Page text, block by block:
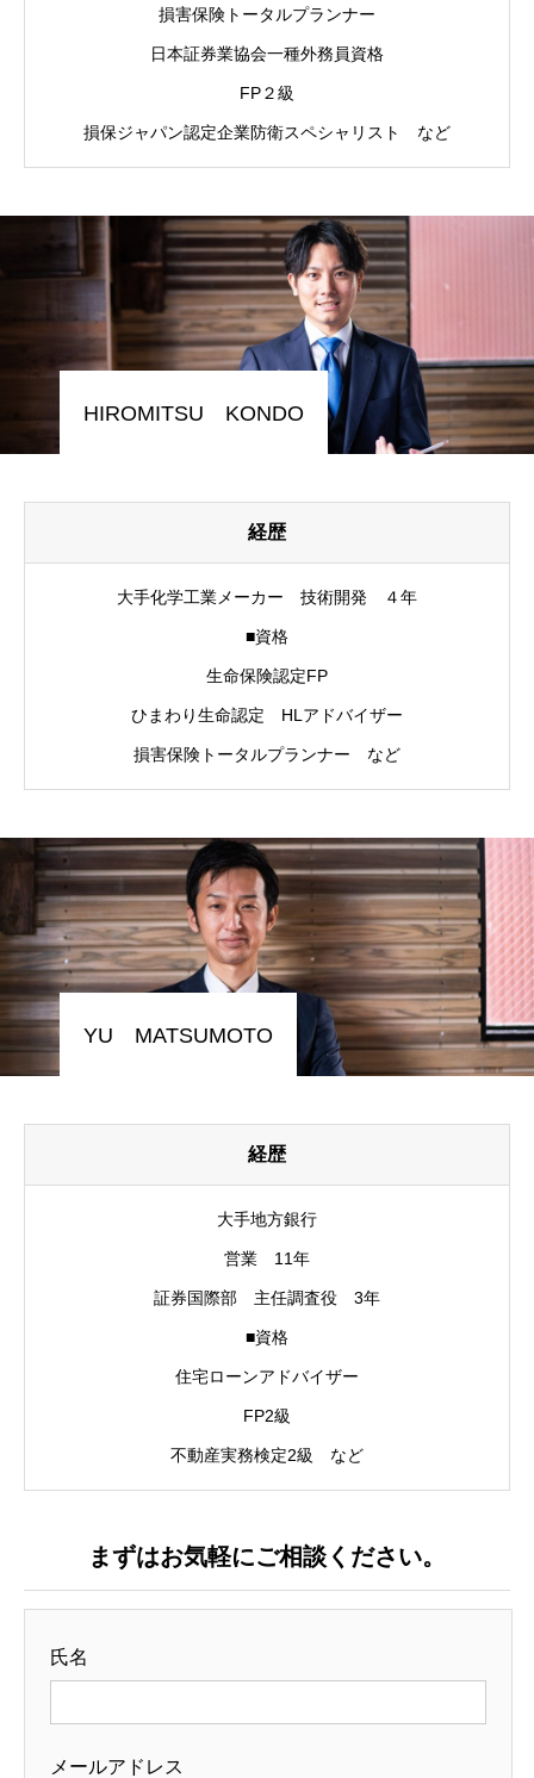
課題解決
業務運営方針
保険のお問合せ窓口
保険会社一覧
会社概要 法人向け保険 個人向け保険
損害保険トータルプランナー
日本証券業協会一種外務員資格
FP２級
損保ジャパン認定企業防衛スペシャリスト など
HIROMITSU KONDO
経歴
大手化学工業メーカー 技術開発 ４年
■資格
生命保険認定FP
ひまわり生命認定 HLアドバイザー
損害保険トータルプランナー など
YU MATSUMOTO
経歴
大手地方銀行
営業 11年
証券国際部 主任調査役 3年
■資格
住宅ローンアドバイザー
FP2級
不動産実務検定2級 など
まずはお気軽にご相談ください。
氏名
メールアドレス